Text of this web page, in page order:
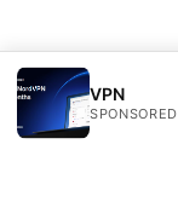
VPN
SPONSORED